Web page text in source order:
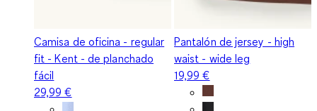
Camisa de oficina - regular
fit - Kent - de planchado
fácil
29,99 €
Pantalón de jersey - high
waist - wide leg
19,99 €